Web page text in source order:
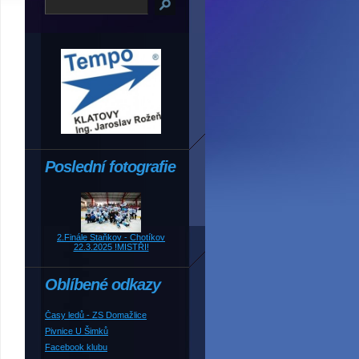
Poslední fotografie
2.Finále Staňkov - Chotíkov
22.3.2025 !MISTŘI!
Oblíbené odkazy
Časy ledů - ZS Domažlice
Pivnice U Šimků
Facebook klubu